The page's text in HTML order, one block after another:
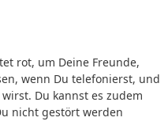
rot, um Deine Freunde,
wenn Du telefonierst, und
Du kannst es zudem
nicht gestört werden